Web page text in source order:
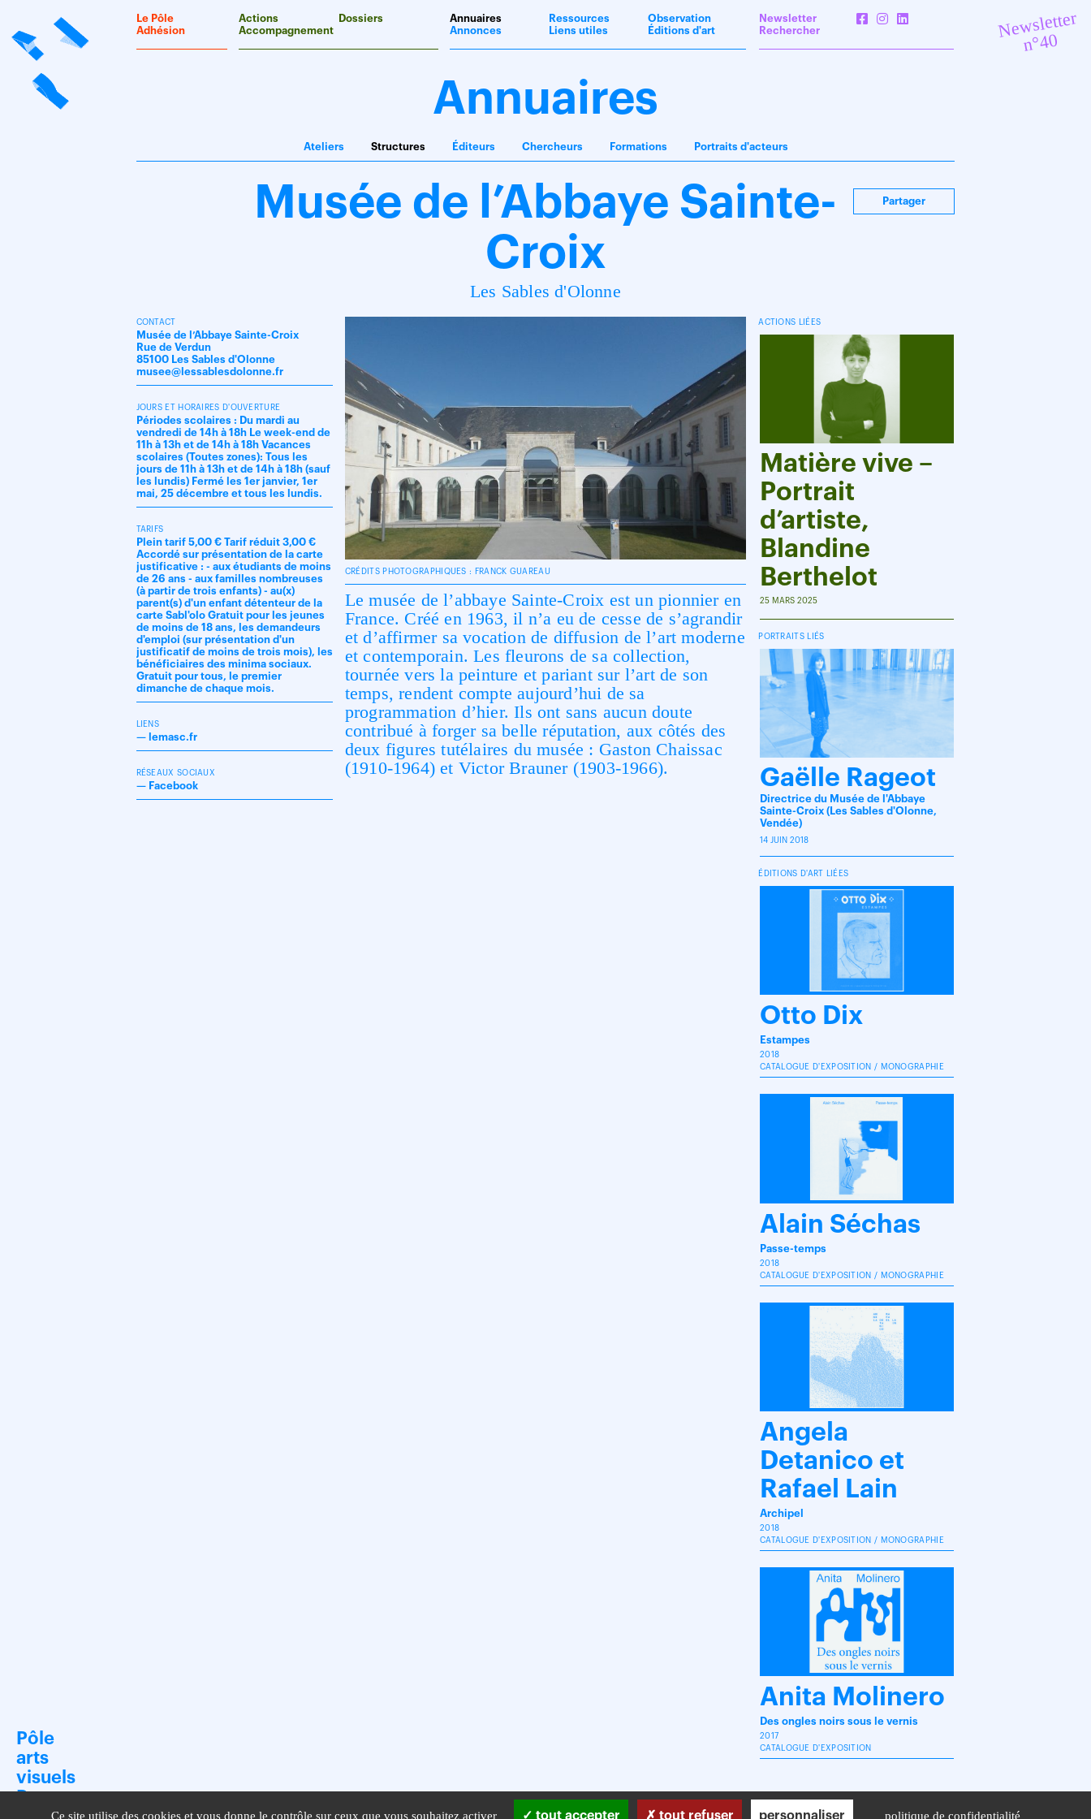
Pôle
arts
visuels
Pays
Newsletter
n°40
Le Pôle
Adhésion
Actions
Accompagnement
Dossiers
Annuaires
Annonces
Ressources
Liens utiles
Observation
Éditions d'art
Newsletter
Rechercher
Annuaires
Ateliers Structures Éditeurs Chercheurs Formations Portraits d'acteurs
Partager
Musée de l’Abbaye Sainte-
Croix
Les Sables d'Olonne
CRÉDITS PHOTOGRAPHIQUES : FRANCK GUAREAU
Le musée de l’abbaye Sainte-Croix est un pionnier en
France. Créé en 1963, il n’a eu de cesse de s’agrandir
et d’affirmer sa vocation de diffusion de l’art moderne
et contemporain. Les fleurons de sa collection,
tournée vers la peinture et pariant sur l’art de son
temps, rendent compte aujourd’hui de sa
programmation d’hier. Ils ont sans aucun doute
contribué à forger sa belle réputation, aux côtés des
deux figures tutélaires du musée : Gaston Chaissac
(1910-1964) et Victor Brauner (1903-1966).
CONTACT
Musée de l’Abbaye Sainte-Croix
Rue de Verdun
85100 Les Sables d'Olonne
musee@lessablesdolonne.fr
JOURS ET HORAIRES D'OUVERTURE
Périodes scolaires : Du mardi au
vendredi de 14h à 18h Le week-end de
11h à 13h et de 14h à 18h Vacances
scolaires (Toutes zones): Tous les
jours de 11h à 13h et de 14h à 18h (sauf
les lundis) Fermé les 1er janvier, 1er
mai, 25 décembre et tous les lundis.
TARIFS
Plein tarif 5,00 € Tarif réduit 3,00 €
Accordé sur présentation de la carte
justificative : - aux étudiants de moins
de 26 ans - aux familles nombreuses
(à partir de trois enfants) - au(x)
parent(s) d'un enfant détenteur de la
carte Sabl'olo Gratuit pour les jeunes
de moins de 18 ans, les demandeurs
d'emploi (sur présentation d'un
justificatif de moins de trois mois), les
bénéficiaires des minima sociaux.
Gratuit pour tous, le premier
dimanche de chaque mois.
LIENS
— lemasc.fr
RÉSEAUX SOCIAUX
— Facebook
ACTIONS LIÉES
Matière vive –
Portrait
d’artiste,
Blandine
Berthelot
25 MARS 2025
PORTRAITS LIÉS
Gaëlle Rageot
Directrice du Musée de l'Abbaye
Sainte-Croix (Les Sables d'Olonne,
Vendée)
14 JUIN 2018
ÉDITIONS D'ART LIÉES
Otto Dix
Estampes
2018
CATALOGUE D'EXPOSITION / MONOGRAPHIE
Alain Séchas
Passe-temps
2018
CATALOGUE D'EXPOSITION / MONOGRAPHIE
Angela
Detanico et
Rafael Lain
Archipel
2018
CATALOGUE D'EXPOSITION / MONOGRAPHIE
Anita Molinero
Des ongles noirs sous le vernis
2017
CATALOGUE D'EXPOSITION
Ce site utilise des cookies et vous donne le contrôle sur ceux que vous souhaitez activer tout accepter tout refuser personnaliser politique de confidentialité